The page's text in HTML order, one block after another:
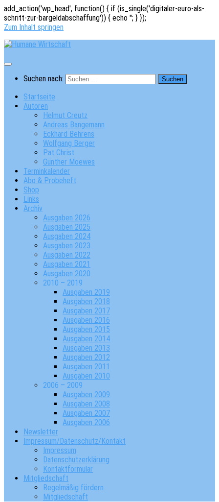
add_action('wp_head', function() { if (is_single('digitaler-euro-als-
schritt-zur-bargeldabschaffung')) { echo ''; } });
Zum Inhalt springen
Suchen nach:
Startseite
Autoren
Helmut Creutz
Andreas Bangemann
Eckhard Behrens
Wolfgang Berger
Pat Christ
Günther Moewes
Terminkalender
Abo & Probeheft
Shop
Links
Archiv
Ausgaben 2026
Ausgaben 2025
Ausgaben 2024
Ausgaben 2023
Ausgaben 2022
Ausgaben 2021
Ausgaben 2020
2010 – 2019
Ausgaben 2019
Ausgaben 2018
Ausgaben 2017
Ausgaben 2016
Ausgaben 2015
Ausgaben 2014
Ausgaben 2013
Ausgaben 2012
Ausgaben 2011
Ausgaben 2010
2006 – 2009
Ausgaben 2009
Ausgaben 2008
Ausgaben 2007
Ausgaben 2006
Newsletter
Impressum/Datenschutz/Kontakt
Impressum
Datenschutzerklärung
Kontaktformular
Mitgliedschaft
Regelmäßig fördern
Mitgliedschaft